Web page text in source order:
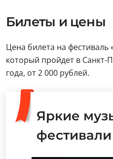
Билеты и цены
Цена билета на фестиваль
который пройдет в Санкт-
года, от 2 000 рублей.
Яркие
фестивали